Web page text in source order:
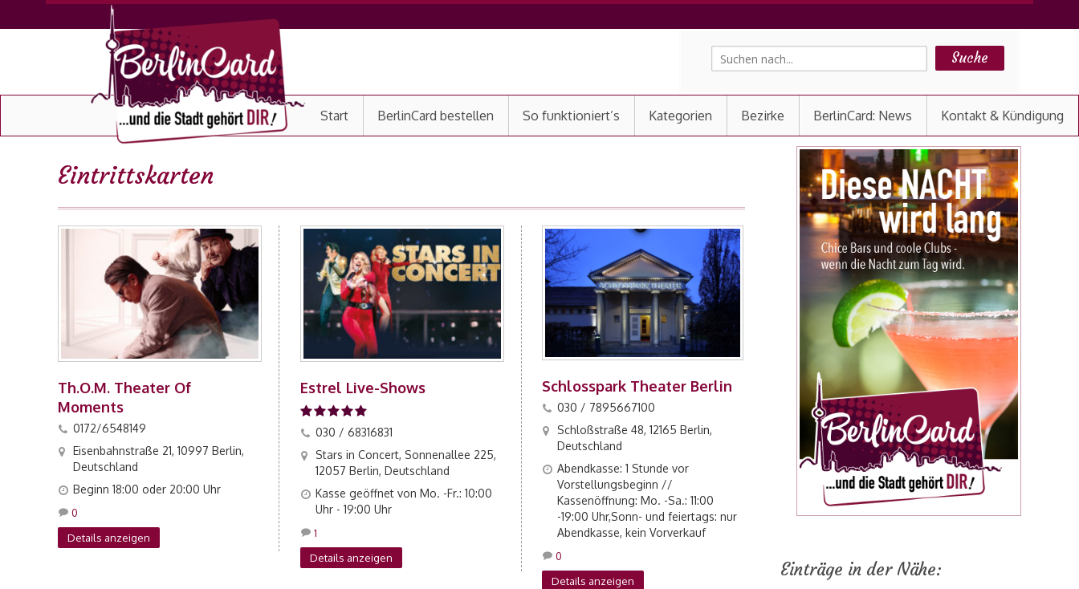
Start BerlinCard bestellen So funktioniert’s Kategorien Bezirke BerlinCard: News Kontakt & Kündigung
Eintrittskarten
Th.O.M. Theater Of
Moments
0172/6548149
Eisenbahnstraße 21, 10997 Berlin,
Deutschland
Beginn 18:00 oder 20:00 Uhr
Details anzeigen
0
Estrel Live-Shows
030 / 68316831
Stars in Concert, Sonnenallee 225,
12057 Berlin, Deutschland
Kasse geöffnet von Mo. -Fr.: 10:00
Uhr - 19:00 Uhr
Details anzeigen
1
Schlosspark Theater Berlin
030 / 7895667100
Schloßstraße 48, 12165 Berlin,
Deutschland
Abendkasse: 1 Stunde vor
Vorstellungsbeginn //
Kassenöffnung: Mo. -Sa.: 11:00
-19:00 Uhr,Sonn- und feiertags: nur
Abendkasse, kein Vorverkauf
Details anzeigen
0
Einträge in der Nähe: